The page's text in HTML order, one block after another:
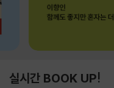
실시간 BOOK UP!